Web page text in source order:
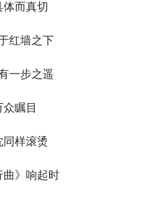
而真切
红墙之下
一步之遥
瞩目
样滚烫
曲》响起时